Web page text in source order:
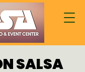
SALSA